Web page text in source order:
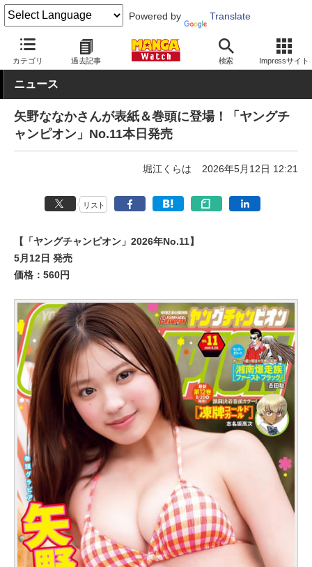
Powered by Translate
カテゴリ 過去記事 検索 Impressサイト
MANGA Watch 雑誌 ヤングチャンピオン
ニュース
矢野ななかさんが表紙＆巻頭に登場！「ヤングチ
ャンピオン」No.11本日発売
堀江くらは 2026年5月12日 12:21
リスト
【「ヤングチャンピオン」2026年No.11】
5月12日 発売
価格：560円